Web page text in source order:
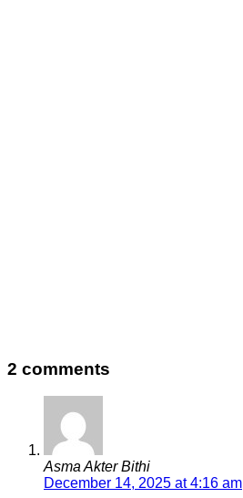
2 comments
Asma Akter Bithi
December 14, 2025 at 4:16 am